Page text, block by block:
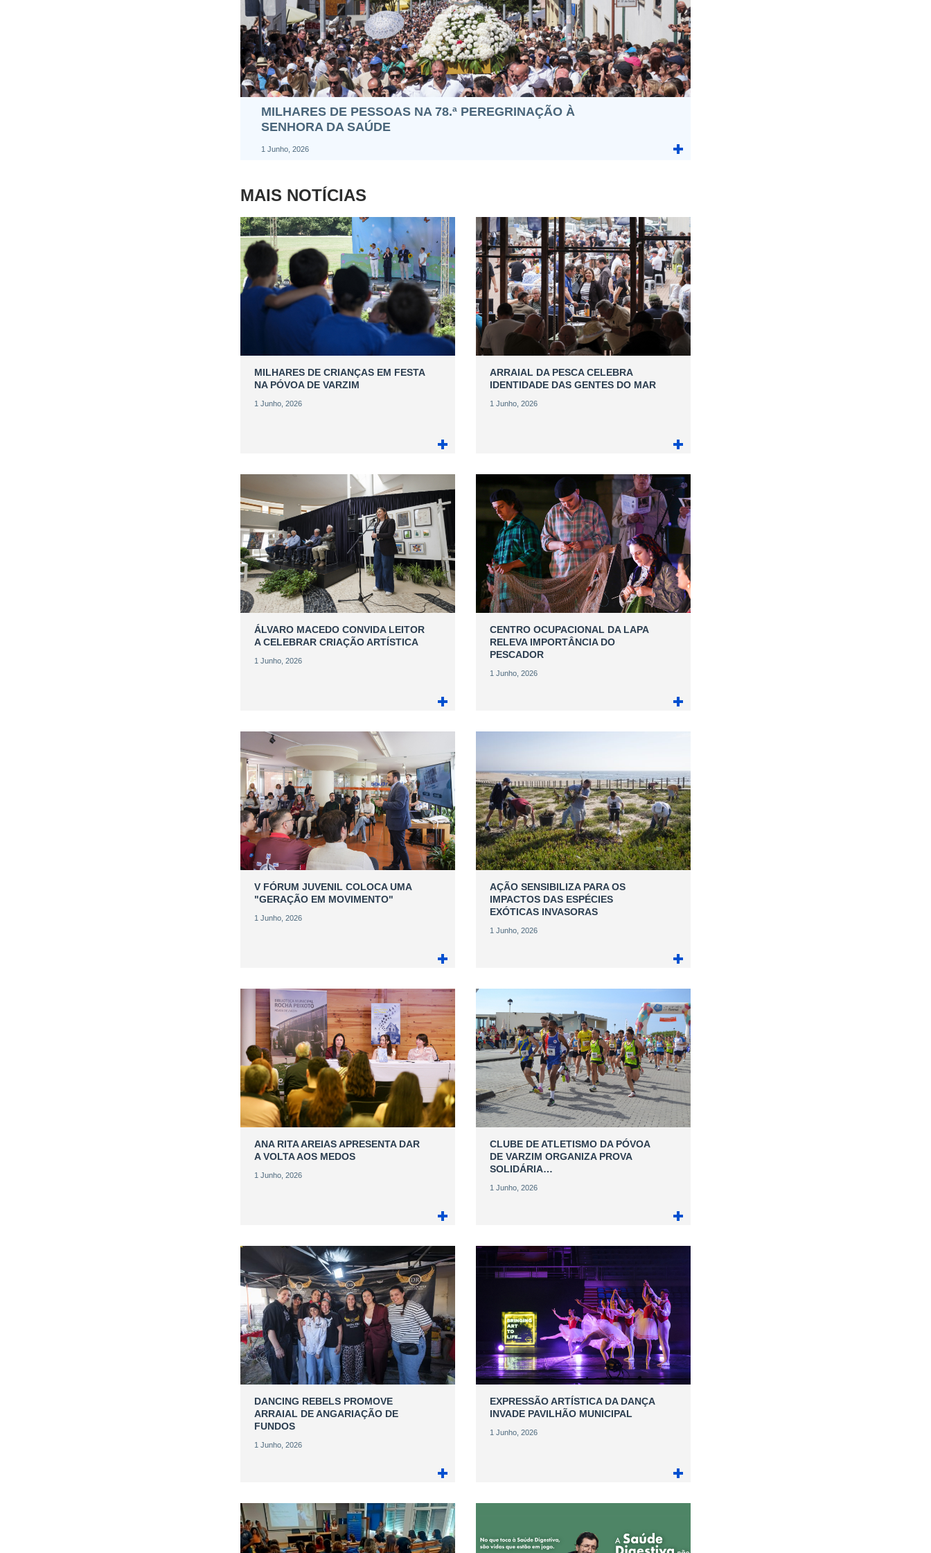
MILHARES DE PESSOAS NA 78.ª PEREGRINAÇÃO À
SENHORA DA SAÚDE
1 Junho, 2026
MAIS NOTÍCIAS
MILHARES DE CRIANÇAS EM FESTA
NA PÓVOA DE VARZIM
1 Junho, 2026
ARRAIAL DA PESCA CELEBRA
IDENTIDADE DAS GENTES DO MAR
1 Junho, 2026
ÁLVARO MACEDO CONVIDA LEITOR
A CELEBRAR CRIAÇÃO ARTÍSTICA
1 Junho, 2026
CENTRO OCUPACIONAL DA LAPA
RELEVA IMPORTÂNCIA DO
PESCADOR
1 Junho, 2026
V FÓRUM JUVENIL COLOCA UMA
"GERAÇÃO EM MOVIMENTO"
1 Junho, 2026
AÇÃO SENSIBILIZA PARA OS
IMPACTOS DAS ESPÉCIES
EXÓTICAS INVASORAS
1 Junho, 2026
ANA RITA AREIAS APRESENTA DAR
A VOLTA AOS MEDOS
1 Junho, 2026
CLUBE DE ATLETISMO DA PÓVOA
DE VARZIM ORGANIZA PROVA
SOLIDÁRIA…
1 Junho, 2026
DANCING REBELS PROMOVE
ARRAIAL DE ANGARIAÇÃO DE
FUNDOS
1 Junho, 2026
EXPRESSÃO ARTÍSTICA DA DANÇA
INVADE PAVILHÃO MUNICIPAL
1 Junho, 2026